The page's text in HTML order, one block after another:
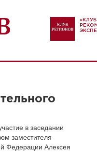
в заседании
заместителя
Федерации Алексея